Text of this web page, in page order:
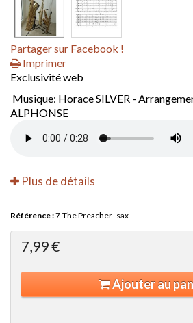
Partager sur Facebook !
Imprimer
Exclusivité web
Musique: Horace SILVER -
ALPHONSE
Plus de détails
Référence :7-The Preacher- sax
7,99 €
Ajouter au